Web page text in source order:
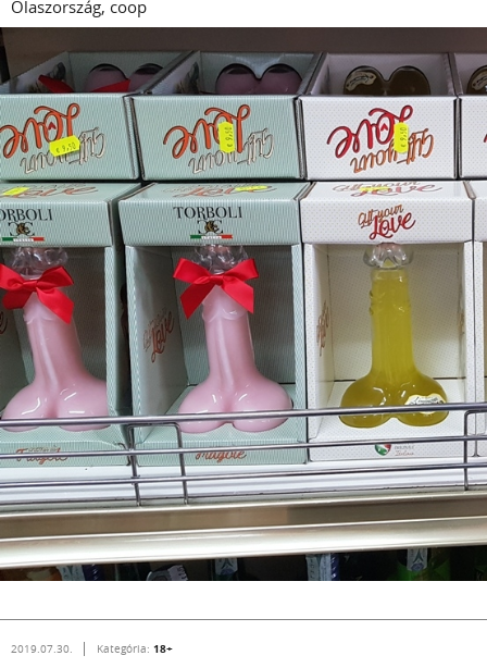
Olaszország, coop
2019.07.30. Kategória: 18+